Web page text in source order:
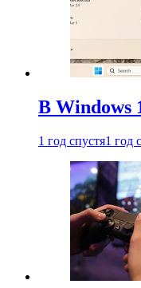
В Windows
1 год спустя1 год